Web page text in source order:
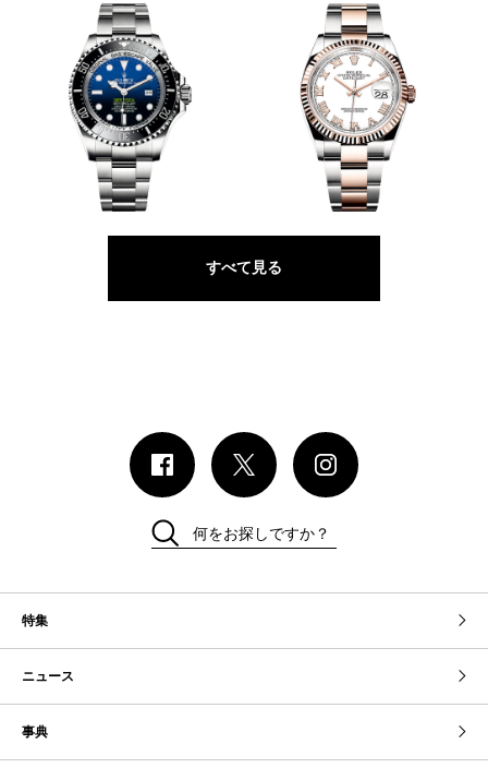
新ムーブと新色ベゼルに
オイスター パーペチュアル
GMTマスターⅡ
待望のSSケース×赤青ベゼル登場
オイスター パーペチュアル
GMTマスターⅡ
深海を思わせるグラデ文字盤
オイスター パーペチュアル ロ
レックス ディープシー
36㎜ケースに高精度ムーブ搭載
オイスター パーペチュアル デ
イトジャスト 36
すべて見る
特集
ニュース
事典
何をお探しですか？